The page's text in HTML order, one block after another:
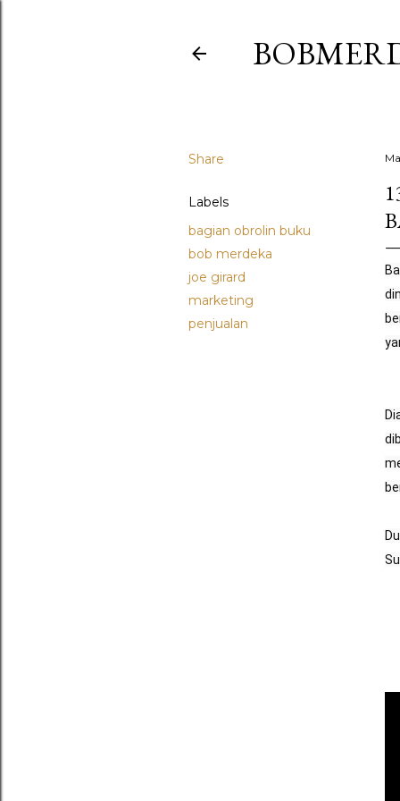
Share
Labels
bagian obrolin buku
bob merdeka
joe girard
marketing
penjualan